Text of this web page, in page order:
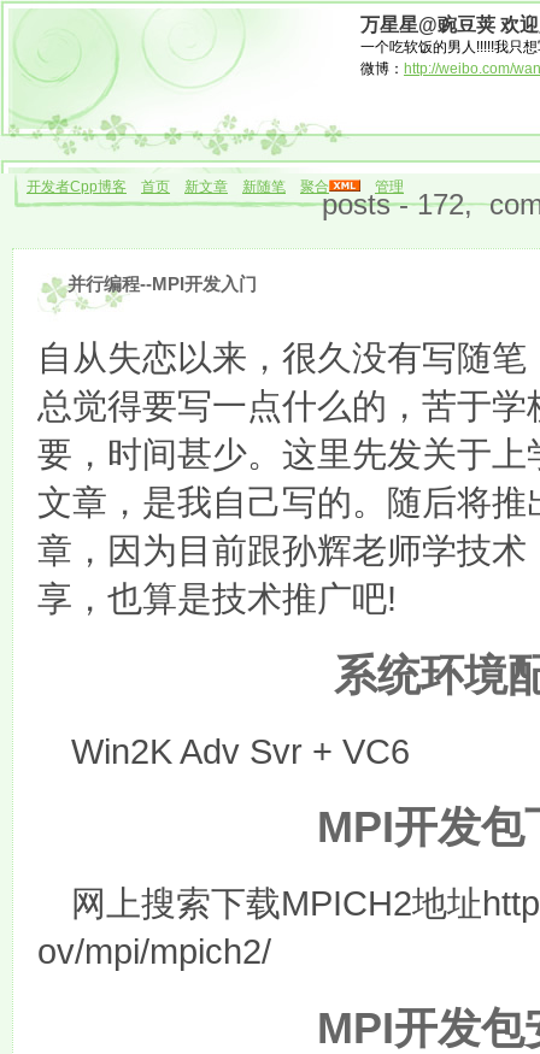
万星星@豌豆荚 欢
一个吃软饭的男人!!!!!我只
微博： http://weibo.com/
开发者Cpp博客 首页 新文章 新随笔 聚合 管理
posts - 172,
并行编程--MPI开发入门
自从失恋以来，很久没有写随
总觉得要写一点什么的，苦于
要，时间甚少。这里先发关于
文章，是我自己写的。随后将
章，因为目前跟孙辉老师学技
享，也算是技术推广吧!
系统环境
Win2K Adv Svr + VC6
MPI开发包
网上搜索下载MPICH2地址
ov/mpi/mpich2/
MPI开发包